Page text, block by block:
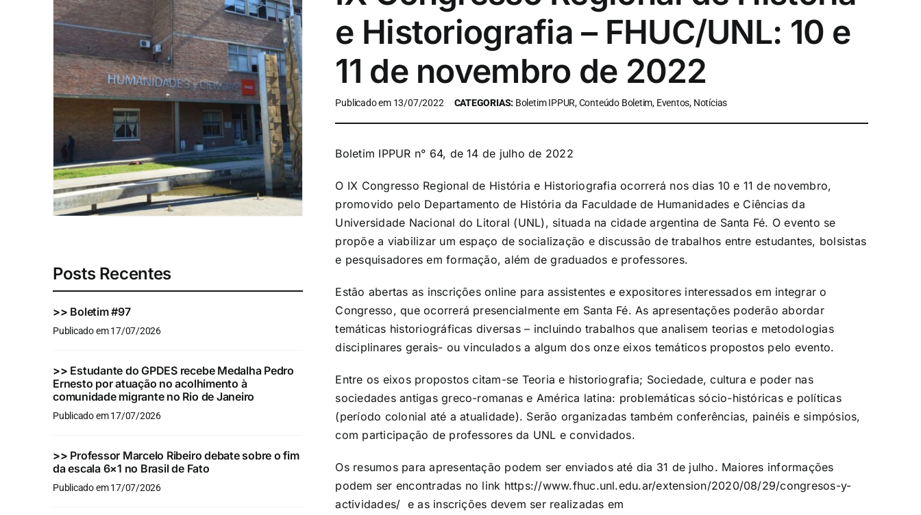
Posts Recentes
>> Boletim #97
Publicado em 17/07/2026
>> Estudante do GPDES recebe Medalha Pedro
Ernesto por atuação no acolhimento à
comunidade migrante no Rio de Janeiro
Publicado em 17/07/2026
>> Professor Marcelo Ribeiro debate sobre o fim
da escala 6×1 no Brasil de Fato
Publicado em 17/07/2026
e Historiografia – FHUC/UNL: 10 e
11 de novembro de 2022
Publicado em 13/07/2022 CATEGORIAS: Boletim IPPUR, Conteúdo Boletim, Eventos, Notícias
Boletim IPPUR n° 64, de 14 de julho de 2022
O IX Congresso Regional de História e Historiografia ocorrerá nos dias 10 e 11 de novembro,
promovido pelo Departamento de História da Faculdade de Humanidades e Ciências da
Universidade Nacional do Litoral (UNL), situada na cidade argentina de Santa Fé. O evento se
propõe a viabilizar um espaço de socialização e discussão de trabalhos entre estudantes, bolsistas
e pesquisadores em formação, além de graduados e professores.
Estão abertas as inscrições online para assistentes e expositores interessados em integrar o
Congresso, que ocorrerá presencialmente em Santa Fé. As apresentações poderão abordar
temáticas historiográficas diversas – incluindo trabalhos que analisem teorias e metodologias
disciplinares gerais- ou vinculados a algum dos onze eixos temáticos propostos pelo evento.
Entre os eixos propostos citam-se Teoria e historiografia; Sociedade, cultura e poder nas
sociedades antigas greco-romanas e América latina: problemáticas sócio-históricas e políticas
(período colonial até a atualidade). Serão organizadas também conferências, painéis e simpósios,
com participação de professores da UNL e convidados.
Os resumos para apresentação podem ser enviados até dia 31 de julho. Maiores informações
podem ser encontradas no link https://www.fhuc.unl.edu.ar/extension/2020/08/29/congresos-y-
actividades/ e as inscrições devem ser realizadas em